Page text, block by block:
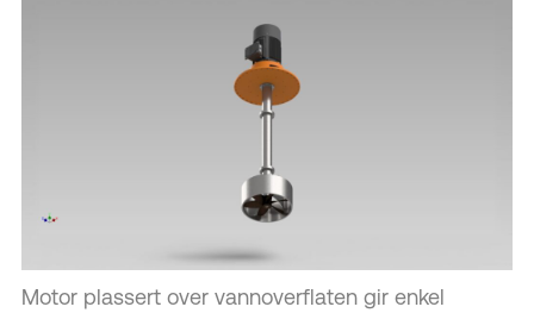
Motor plassert over vannoverflaten gir enkel